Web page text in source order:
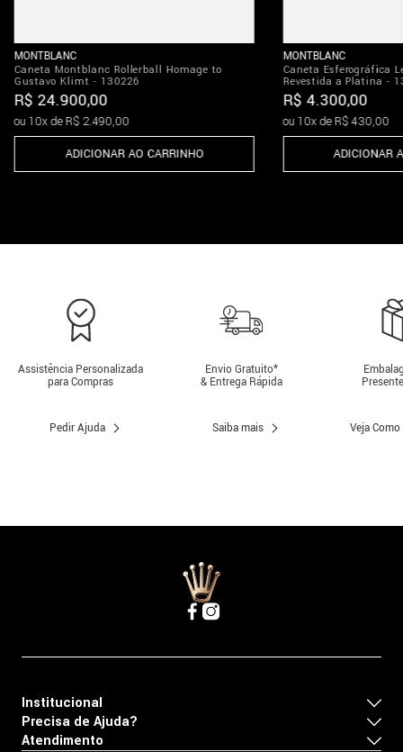
MONTBLANC
Caneta Montblanc Rollerball Homage to
Gustavo Klimt - 130226
R$ 24.900,00
ou 10x deR$ 2.490,00
ADICIONAR AO CARRINHO
MONTBLANC
Caneta Esferográfica
Revestida a Platina -
R$ 4.300,00
ou 10x deR$ 430,00
ADICIONAR
Assistência Personalizada
para Compras
Pedir Ajuda
Envio Gratuito*
& Entrega Rápida
Saiba mais Veja
Institucional
Precisa de Ajuda?
Atendimento